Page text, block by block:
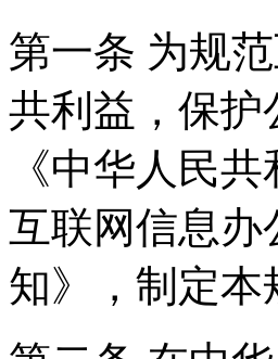
第一条 为规
共利益，保护
《中华人民
互联网信息
知》，制定本